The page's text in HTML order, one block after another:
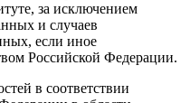
за исключением
и случаев
если иное
Российской Федерации.
в соответствии